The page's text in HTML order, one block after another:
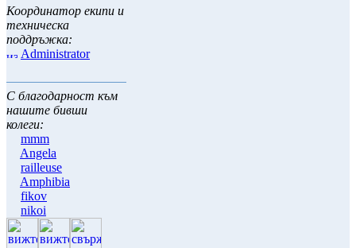
Координатор екипи и
техническа
поддръжка:
Administrator
С благодарност към
нашите бивши
колеги:
mmm
Angela
railleuse
Amphibia
fikov
nikoi